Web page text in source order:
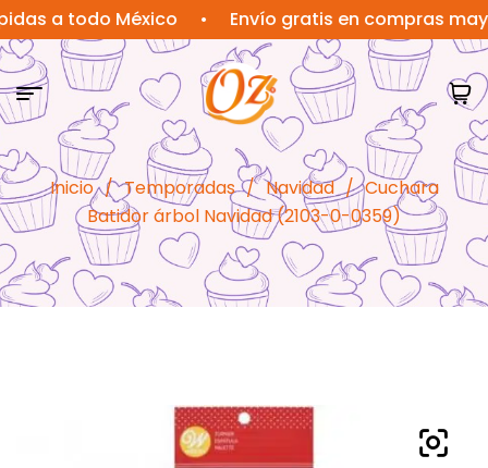
todo México • Envío gratis en compras mayores
Inicio / Temporadas / Navidad / Cuchara
Batidor árbol Navidad (2103-0-0359)